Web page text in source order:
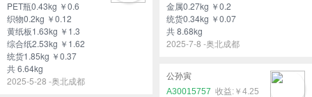
金属0.27kg ￥0.2
统货0.34kg ￥0.07
共 8.68kg
2025-7-8 -奥北成都
PET瓶0.43kg ￥0.6
织物0.2kg ￥0.12
黄纸板1.63kg ￥1.3
综合纸2.53kg ￥1.62
统货1.85kg ￥0.37
共 6.64kg
2025-5-28 -奥北成都
公孙寅
A30015757
￥4.25